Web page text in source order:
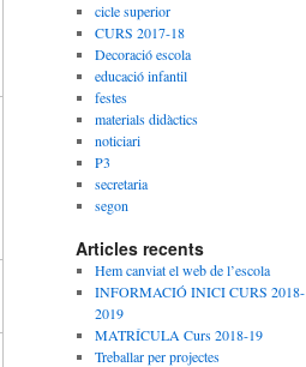
cicle superior
CURS 2017-18
Decoració escola
educació infantil
festes
materials didàctics
noticiari
P3
secretaria
segon
Articles recents
Hem canviat el web de l’escola
INFORMACIÓ INICI CURS 2018-
2019
MATRÍCULA Curs 2018-19
Treballar per projectes